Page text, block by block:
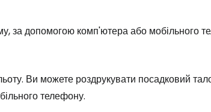
за допомогою комп'ютера або мобільного
Ви можете роздрукувати посадковий
телефону.
Продовжуйте з Google
Продовжуйте у Facebook